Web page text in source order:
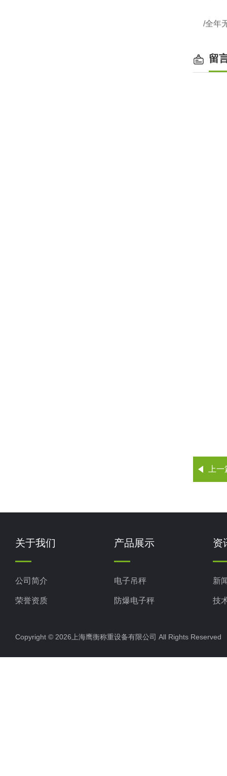
/全年
留
上
关于我们
公司简介
荣誉资质
产品展示
电子吊秤
防爆电子秤
电子汽车衡
电子天平
资
新
技
Copyright © 2026上海鹰衡称重设备有限公司 All Rights